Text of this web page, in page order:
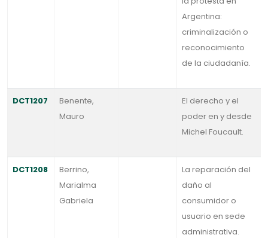
Argentina:
criminalización o
reconocimiento
de la ciudadanía.
DCT1207
Benente,
Mauro
El derecho y el
poder en y desde
Michel Foucault.
DCT1208
Berrino,
Marialma
Gabriela
La reparación del
daño al
consumidor o
usuario en sede
administrativa.